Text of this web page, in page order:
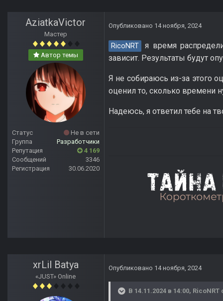
AziatkaVictor
Мастер
Автор темы
Статус
Не в сети
Группа
Разработчики
Репутация
4 169
Сообщений
3346
Регистрация
30.06.2020
Опубликовано 14 ноября, 2024
RicoNRT
я время
зависит. Результаты будут
Я не собираюсь из-за этого
оценил то, сколько времени
Надеюсь, я ответил тебе на
xrLil Batya
«JUST» Online
Опубликовано 14 ноября, 2024
В 14.11.2024 в 14:00, RicoNRT